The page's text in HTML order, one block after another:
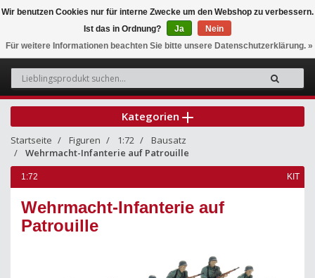
0
Kategorien
Startseite Figuren 1:72
Bausatz
Wehrmacht-Infanterie auf Patrouille
1:72 KIT
Wehrmacht-Infanterie auf
Patrouille
Wir benutzen Cookies nur für interne Zwecke um den Webshop zu verbessern.
Ist das in Ordnung?
Ja
Nein
Für weitere Informationen beachten Sie bitte unsere Datenschutzerklärung. »